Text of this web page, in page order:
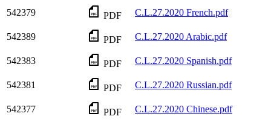
542379 PDF C.L.27.2020 French.pdf
542389 PDF C.L.27.2020 Arabic.pdf
542383 PDF C.L.27.2020 Spanish.pdf
542381 PDF C.L.27.2020 Russian.pdf
542377 PDF C.L.27.2020 Chinese.pdf